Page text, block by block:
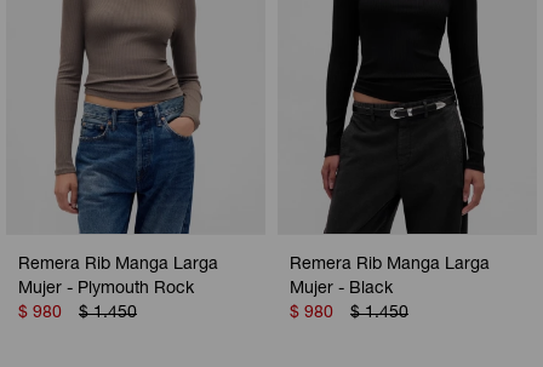
Remera Rib Manga Larga
Mujer - Plymouth Rock
$ 980 $ 1.450
Remera Rib Manga Larga
Mujer - Black
$ 980 $ 1.450